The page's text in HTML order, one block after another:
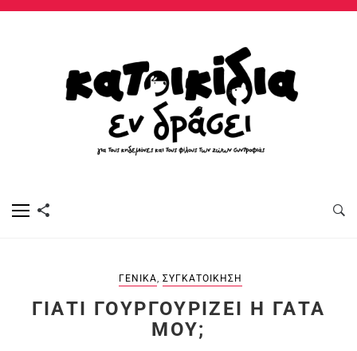
ΓΕΝΙΚΆ, ΣΥΓΚΑΤΟΊΚΗΣΗ
ΓΙΑΤΊ ΓΟΥΡΓΟΥΡΊΖΕΙ Η ΓΆΤΑ
ΜΟΥ;